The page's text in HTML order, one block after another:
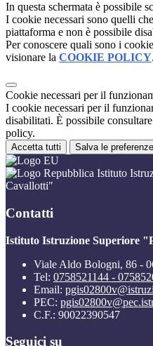
In questa schermata è possibile
I cookie necessari sono quelli
piattaforma e non è possibile
Per conoscere quali sono i
visionare la COOKIE POLICY.
Cookie necessari per il
I cookie necessari per il
disabilitati. È possibile
policy.
Accetta tutti Salva le preferenze
Istituto
Cavallotti"
Contatti
Istituto Istruzione Superiore
Viale Aldo Bologni, 86 -
Tel: 0758521144 -
Email:
PEC:
C.F.: 90022390547
Seguici su